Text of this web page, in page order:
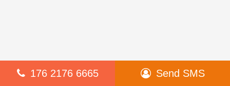
176 2176 6665 Send SMS